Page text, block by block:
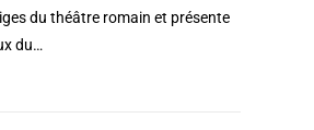
du théâtre romain et présente
du…